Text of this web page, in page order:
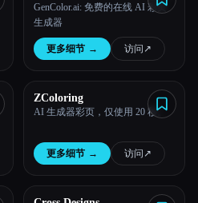
Coloring Pages Generator
GenColor.ai: 免费的在线 AI 彩页
生成器
更多细节 → 访问 ↗︎
ZColoring
AI 生成器彩页，仅使用 20 秒。
更多细节 → 访问 ↗︎